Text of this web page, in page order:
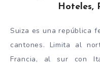
Hoteles,
Suiza es una república
cantones. Limita al
Francia, al sur con